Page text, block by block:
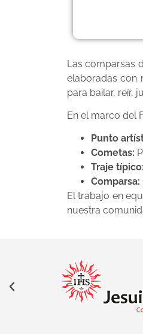
Las comparsas
elaboradas con
para bailar, reír,
En el marco del
Punto
Cometas:
Traje típico:
Comparsa:
El trabajo en
nuestra